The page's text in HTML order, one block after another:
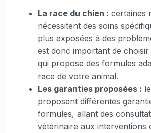
La race du chien : certaines
nécessitent des soins
plus exposées à des
est donc important de
qui propose des formules
race de votre animal.
Les garanties proposées :
proposent différentes
formules, allant des
vétérinaire aux interventions